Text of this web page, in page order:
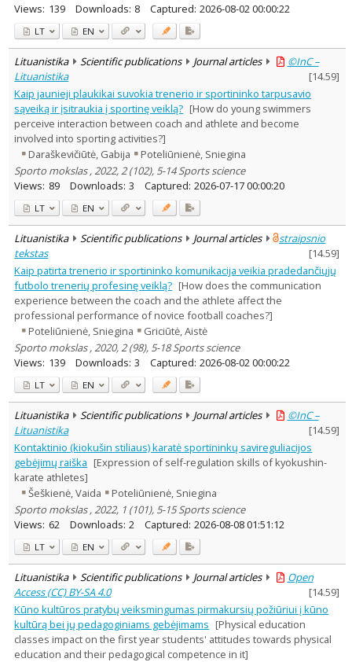
Views: 139 Downloads: 8 Captured: 2026-08-02 00:00:22
LT EN
Lituanistika Scientific publications Journal articles
©InC –
Lituanistika
[14.59]
Kaip jaunieji plaukikai suvokia trenerio ir sportininko tarpusavio
sąveiką ir įsitraukia į sportinę veiklą? [How do young swimmers
perceive interaction between coach and athlete and become
involved into sporting activities?]
Daraškevičiūtė, Gabija
Poteliūnienė, Sniegina
Sporto mokslas , 2022, 2 (102), 5-14 Sports science
Views: 89 Downloads: 3 Captured: 2026-07-17 00:00:20
LT EN
Lituanistika Scientific publications Journal articles
straipsnio
tekstas
[14.59]
Kaip patirta trenerio ir sportininko komunikacija veikia pradedančiųjų
futbolo trenerių profesinę veiklą? [How does the communication
experience between the coach and the athlete affect the
professional performance of novice football coaches?]
Poteliūnienė, Sniegina
Griciūtė, Aistė
Sporto mokslas , 2020, 2 (98), 5-18 Sports science
Views: 139 Downloads: 3 Captured: 2026-08-02 00:00:22
LT EN
Lituanistika Scientific publications Journal articles
©InC –
Lituanistika
[14.59]
Kontaktinio (kiokušin stiliaus) karatė sportininkų savireguliacijos
gebėjimų raiška [Expression of self-regulation skills of kyokushin-
karate athletes]
Šeškienė, Vaida
Poteliūnienė, Sniegina
Sporto mokslas , 2022, 1 (101), 5-15 Sports science
Views: 62 Downloads: 2 Captured: 2026-08-08 01:51:12
LT EN
Lituanistika Scientific publications Journal articles
Open
Access (CC) BY-SA 4.0
[14.59]
Kūno kultūros pratybų veiksmingumas pirmakursių požiūriui į kūno
kultūrą bei jų pedagoginiams gebėjimams [Physical education
classes impact on the first year students' attitudes towards physical
education and their pedagogical competence in it]